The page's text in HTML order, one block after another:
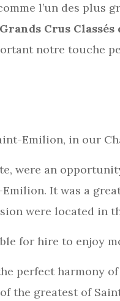
l’un des plus
Grands Crus
notre touche
Emilion, in our
were an
It was a
were located in
for hire to enjoy
perfect harmony
the greatest of